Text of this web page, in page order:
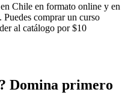
en Chile en formato online y en
comprar un curso
al catálogo por$10
Domina primero